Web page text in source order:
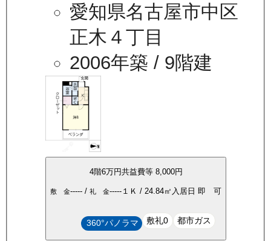
愛知県名古屋市中区
正木４丁目
2006年築 / 9階建
4階6万円共益費等 8,000円
敷 金----- /礼 金----- １Ｋ / 24.84㎡ 入居日即 可
360°パノラマ 敷礼0 都市ガス